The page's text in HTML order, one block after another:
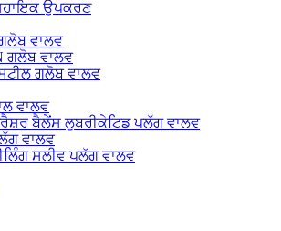
ਉਪਕਰਣ
ਵਾਲਵ
ਗਲੋਬ ਵਾਲਵ
ਗਲੋਬ ਵਾਲਵ
ਵਾਲਵ
ਬੈਲੇਂਸ ਲੁਬਰੀਕੇਟਿਡ ਪਲੱਗ ਵਾਲਵ
ਵਾਲਵ
ਸਲੀਵ ਪਲੱਗ ਵਾਲਵ